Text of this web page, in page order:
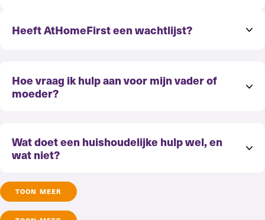
Heeft AtHomeFirst een wachtlijst?
Hoe vraag ik hulp aan voor mijn vader of
moeder?
Wat doet een huishoudelijke hulp wel, en
wat niet?
Hoe vraag ik hulp aan voor mijn vader of
moeder?
Is werken bij AtHomeFirst te combineren
met een gezin, studie of ander werk?
TOON MEER